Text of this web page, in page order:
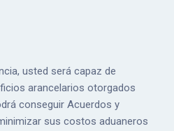
usted será capaz de
arancelarios otorgados
conseguir Acuerdos y
sus costos aduaneros